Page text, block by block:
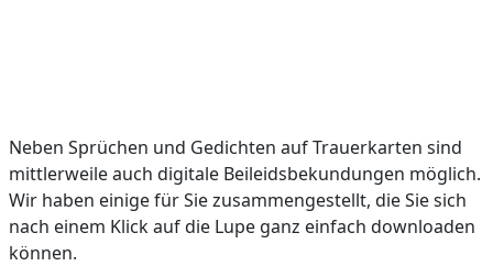
Neben Sprüchen und Gedichten auf Trauerkarten sind
mittlerweile auch digitale Beileidsbekundungen möglich.
Wir haben einige für Sie zusammengestellt, die Sie sich
nach einem Klick auf die Lupe ganz einfach downloaden
können.